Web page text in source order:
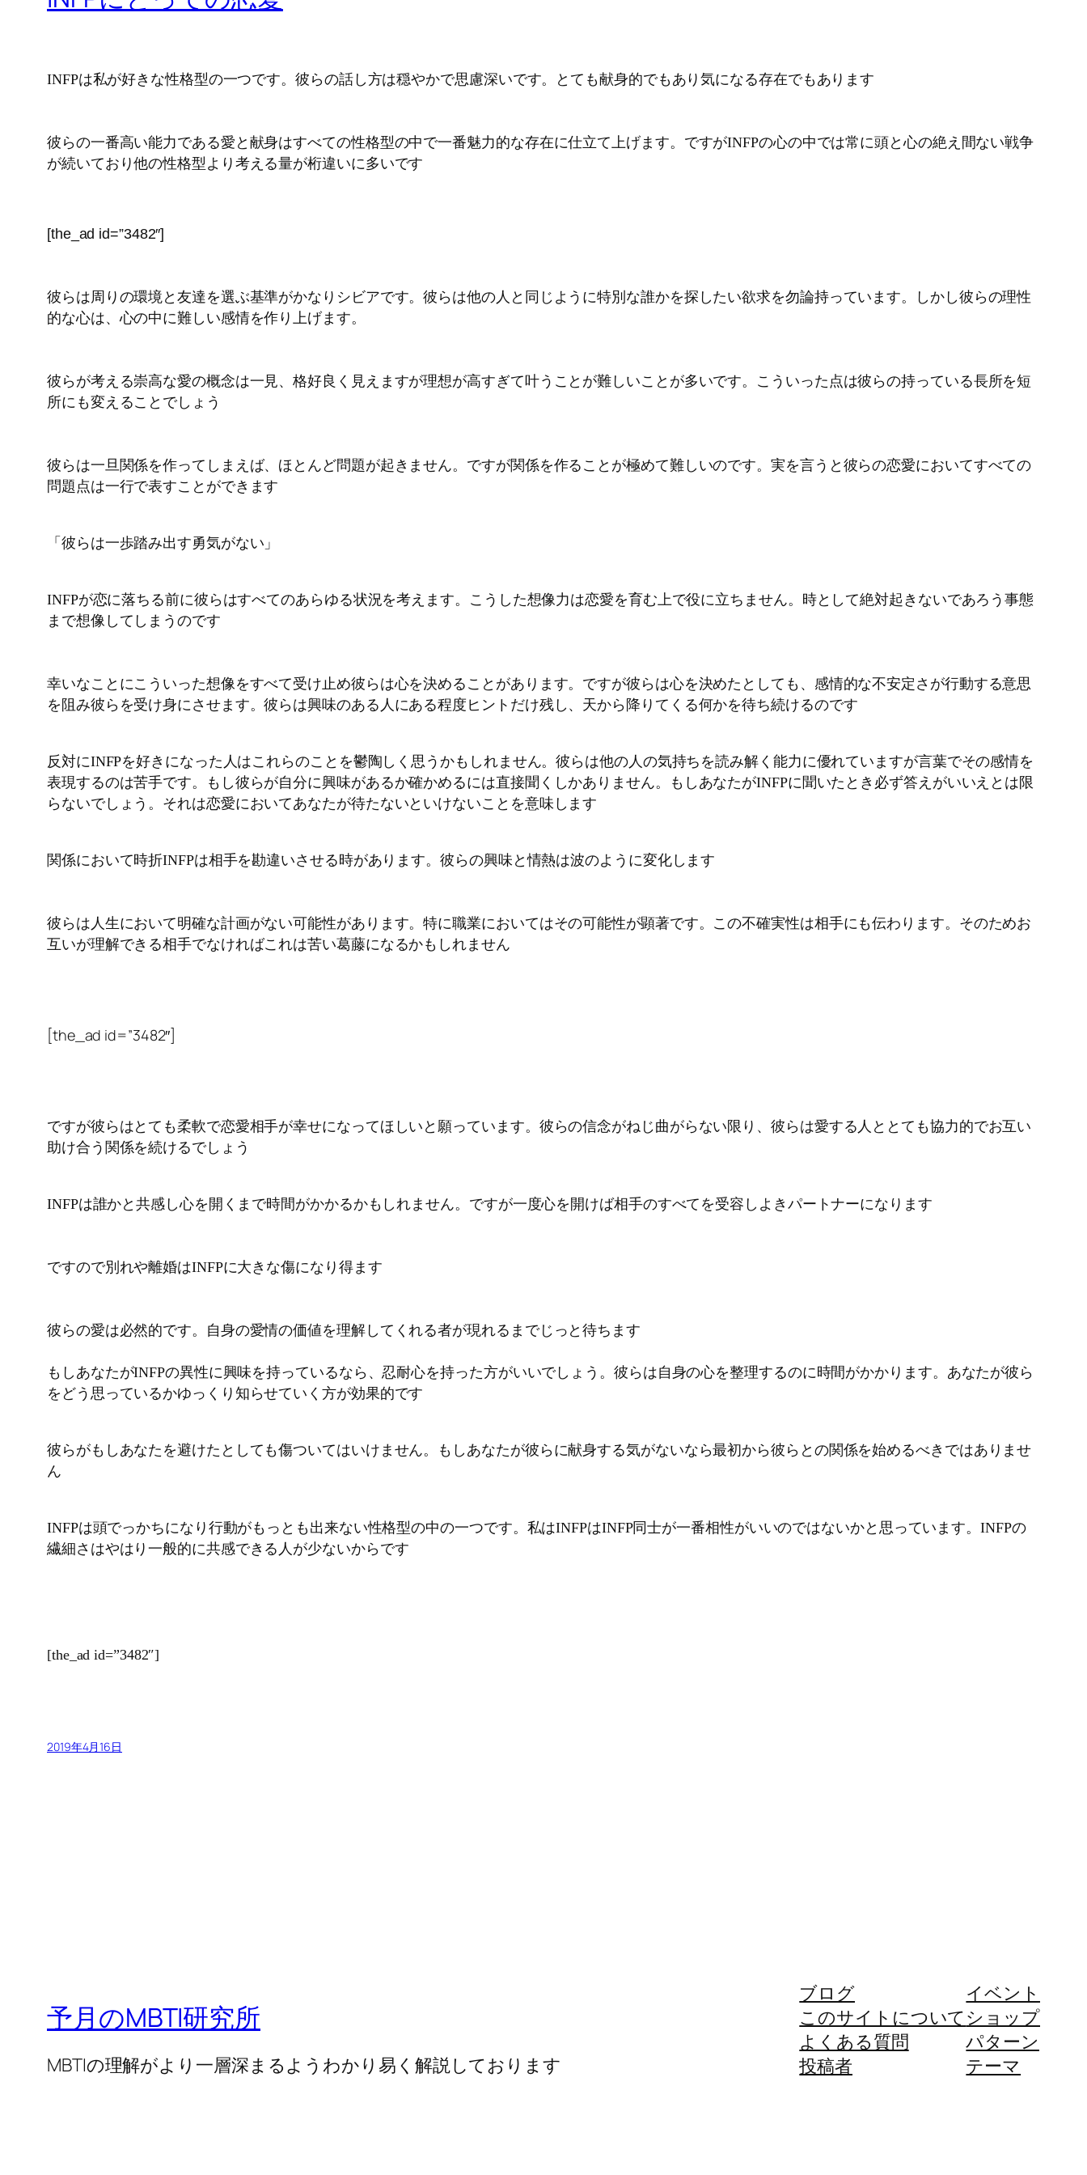
INFPは私が好きな性格型の一つです。彼らの話し方は穏やかで思慮深いです。とても献身的でもあり気になる存在でもあります
彼らの一番高い能力である愛と献身はすべての性格型の中で一番魅力的な存在に仕立て上げます。ですがINFPの心の中では常に頭と心の絶え間ない戦争
が続いており他の性格型より考える量が桁違いに多いです
[the_ad id=”3482″]
彼らは周りの環境と友達を選ぶ基準がかなりシビアです。彼らは他の人と同じように特別な誰かを探したい欲求を勿論持っています。しかし彼らの理性
的な心は、心の中に難しい感情を作り上げます。
彼らが考える崇高な愛の概念は一見、格好良く見えますが理想が高すぎて叶うことが難しいことが多いです。こういった点は彼らの持っている長所を短
所にも変えることでしょう
彼らは一旦関係を作ってしまえば、ほとんど問題が起きません。ですが関係を作ることが極めて難しいのです。実を言うと彼らの恋愛においてすべての
問題点は一行で表すことができます
「彼らは一歩踏み出す勇気がない」
INFPが恋に落ちる前に彼らはすべてのあらゆる状況を考えます。こうした想像力は恋愛を育む上で役に立ちません。時として絶対起きないであろう事態
まで想像してしまうのです
幸いなことにこういった想像をすべて受け止め彼らは心を決めることがあります。ですが彼らは心を決めたとしても、感情的な不安定さが行動する意思
を阻み彼らを受け身にさせます。彼らは興味のある人にある程度ヒントだけ残し、天から降りてくる何かを待ち続けるのです
反対にINFPを好きになった人はこれらのことを鬱陶しく思うかもしれません。彼らは他の人の気持ちを読み解く能力に優れていますが言葉でその感情を
表現するのは苦手です。もし彼らが自分に興味があるか確かめるには直接聞くしかありません。もしあなたがINFPに聞いたとき必ず答えがいいえとは限
らないでしょう。それは恋愛においてあなたが待たないといけないことを意味します
関係において時折INFPは相手を勘違いさせる時があります。彼らの興味と情熱は波のように変化します
彼らは人生において明確な計画がない可能性があります。特に職業においてはその可能性が顕著です。この不確実性は相手にも伝わります。そのためお
互いが理解できる相手でなければこれは苦い葛藤になるかもしれません
[the_ad id=”3482″]
ですが彼らはとても柔軟で恋愛相手が幸せになってほしいと願っています。彼らの信念がねじ曲がらない限り、彼らは愛する人ととても協力的でお互い
助け合う関係を続けるでしょう
INFPは誰かと共感し心を開くまで時間がかかるかもしれません。ですが一度心を開けば相手のすべてを受容しよきパートナーになります
ですので別れや離婚はINFPに大きな傷になり得ます
彼らの愛は必然的です。自身の愛情の価値を理解してくれる者が現れるまでじっと待ちます
もしあなたがINFPの異性に興味を持っているなら、忍耐心を持った方がいいでしょう。彼らは自身の心を整理するのに時間がかかります。あなたが彼ら
をどう思っているかゆっくり知らせていく方が効果的です
彼らがもしあなたを避けたとしても傷ついてはいけません。もしあなたが彼らに献身する気がないなら最初から彼らとの関係を始めるべきではありませ
ん
INFPは頭でっかちになり行動がもっとも出来ない性格型の中の一つです。私はINFPはINFP同士が一番相性がいいのではないかと思っています。INFPの
繊細さはやはり一般的に共感できる人が少ないからです
[the_ad id=”3482″]
2019年4月16日
予月のMBTI研究所
MBTIの理解がより一層深まるようわかり易く解説しております
ブログ
このサイトについて
よくある質問
投稿者
イベント
ショップ
パターン
テーマ